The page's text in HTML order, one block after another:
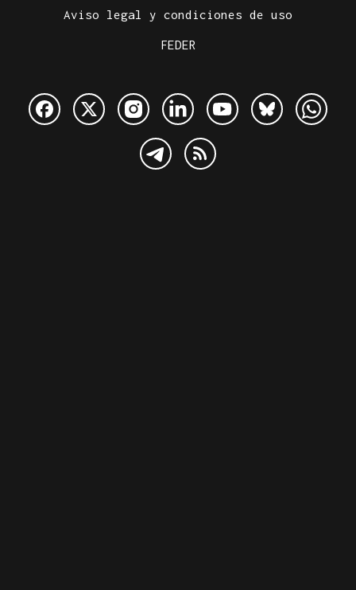
Aviso legal y condiciones de uso
FEDER